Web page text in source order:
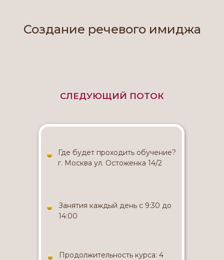
Создание речевого имиджа
Где будет проходить обучение?
г. Москва ул. Остоженка 14/2
Занятия каждый день с 9:30 до
14:00
Продолжительность курса: 4
СЛЕДУЮЩИЙ ПОТОК